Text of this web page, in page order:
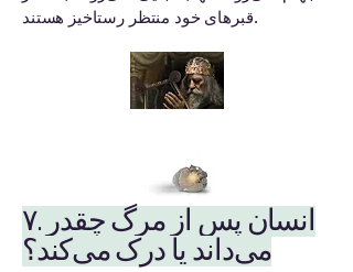
قبرهای خود منتظر رستاخیز هستند.
۷. انسان پس از مرگ چقدر
می‌داند یا درک می‌کند؟